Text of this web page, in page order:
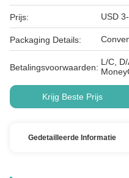
Prijs: USD
Packaging Details:
Betalingsvoorwaarden:
L/C,
Krijg Beste Prijs
Gedetailleerde Informatie